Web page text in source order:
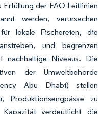
der FAO-Leitlinien
werden, verursachen
lokale Fischereien, die
und begrenzen
nachhaltige Niveaus. Die
der Umweltbehörde
Abu Dhabi) stellen
Produktionsengpässe zu
verdeutlicht die